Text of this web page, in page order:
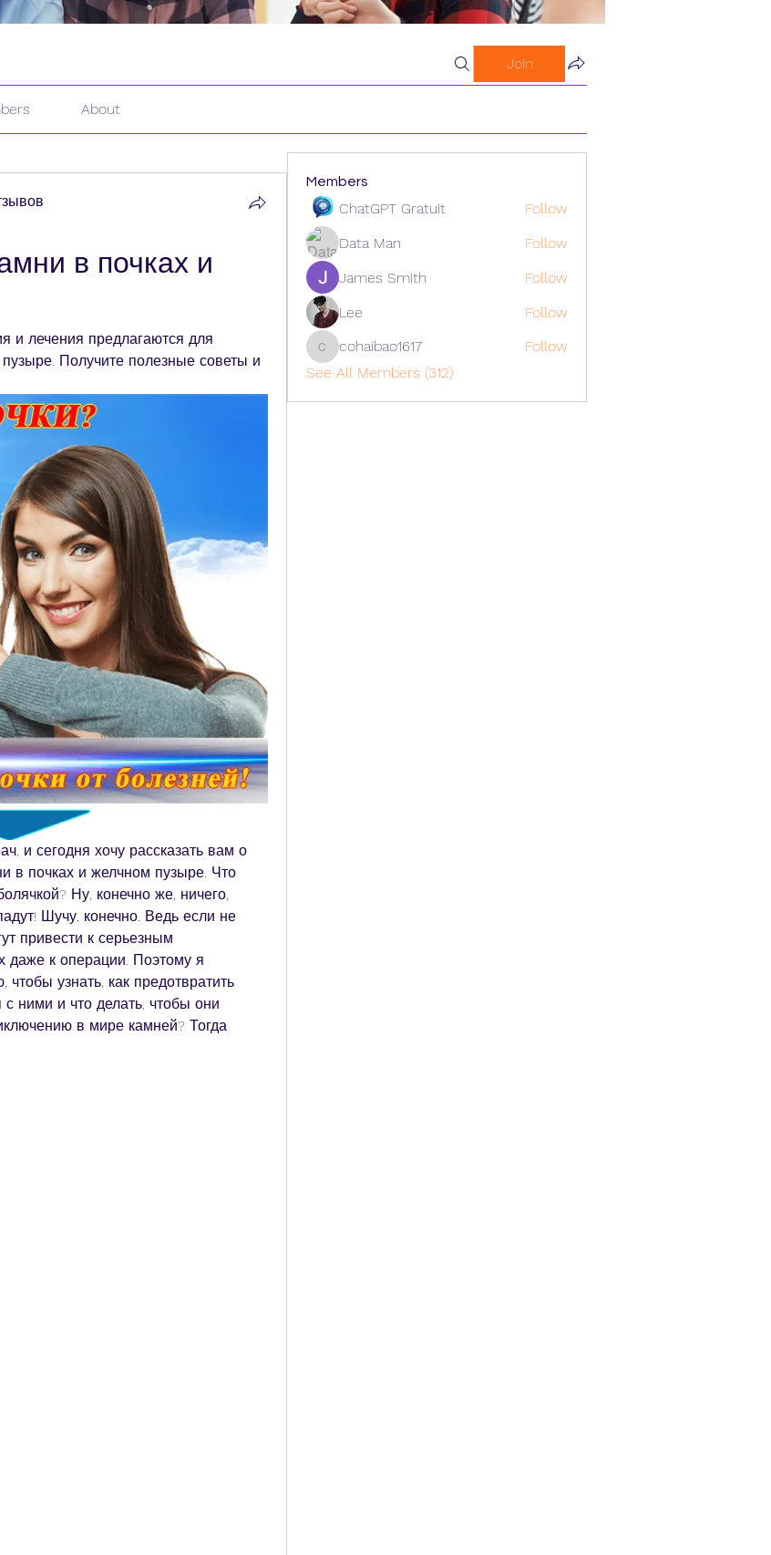
Join
About
в почках и
и лечения предлагаются для
Получите полезные советы и
и сегодня хочу рассказать вам о
в почках и желчном пузыре. Что
Ну, конечно же, ничего,
Шучу, конечно. Ведь если не
привести к серьезным
даже к операции. Поэтому я
узнать, как предотвратить
с ними и что делать, чтобы они
в мире камней? Тогда
Members
ChatGPT Gratuit
Follow
Data Man
Follow
James Smith
Follow
Lee
Follow
cohaibao1617
cohaibao1617
Follow
See All Members (312)